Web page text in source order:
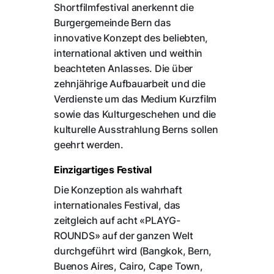
Shortfilmfestival anerkennt die
Burgergemeinde Bern das
innovative Konzept des beliebten,
international aktiven und weithin
beachteten Anlasses. Die über
zehnjährige Aufbauarbeit und die
Verdienste um das Medium Kurzfilm
sowie das Kulturgeschehen und die
kulturelle Ausstrahlung Berns sollen
geehrt werden.
Einzigartiges Festival
Die Konzeption als wahrhaft
internationales Festival, das
zeitgleich auf acht «PLAYG-
ROUNDS» auf der ganzen Welt
durchgeführt wird (Bangkok, Bern,
Buenos Aires, Cairo, Cape Town,